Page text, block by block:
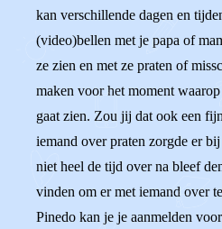
kan verschillende dagen en
(video)bellen met je papa of
ze zien en met ze praten of
maken voor het moment
gaat zien. Zou jij dat ook een
iemand over praten zorgde er
niet heel de tijd over na bleef
vinden om er met iemand over
Pinedo kan je je aanmelden